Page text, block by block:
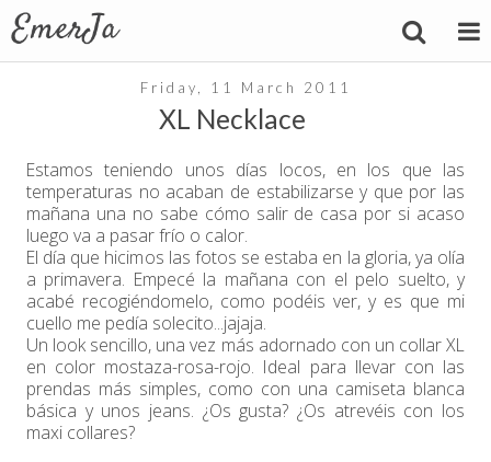
Friday, 11 March 2011
XL Necklace
Estamos teniendo unos días locos, en los que las
temperaturas no acaban de estabilizarse y que por las
mañana una no sabe cómo salir de casa por si acaso
luego va a pasar frío o calor.
El día que hicimos las fotos se estaba en la gloria, ya olía
a primavera. Empecé la mañana con el pelo suelto, y
acabé recogiéndomelo, como podéis ver, y es que mi
cuello me pedía solecito...jajaja.
Un look sencillo, una vez más adornado con un collar XL
en color mostaza-rosa-rojo. Ideal para llevar con las
prendas más simples, como con una camiseta blanca
básica y unos jeans. ¿Os gusta? ¿Os atrevéis con los
maxi collares?